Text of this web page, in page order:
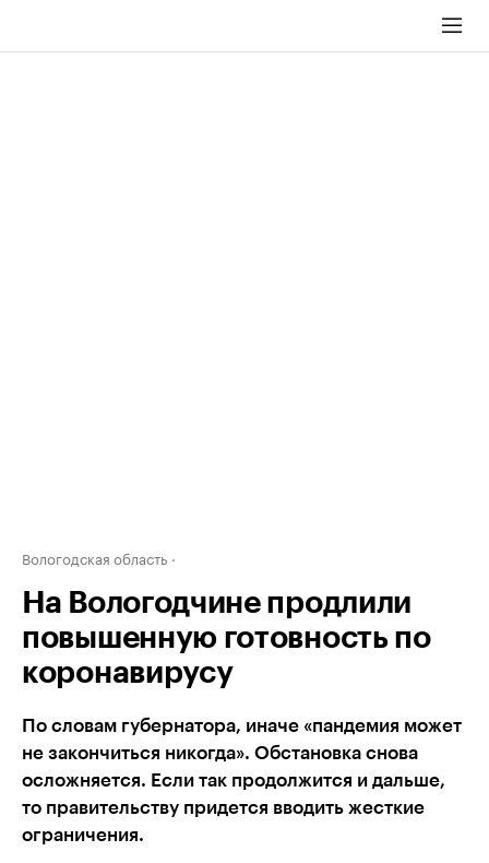
Вологодская область
На Вологодчине продлили
повышенную готовность по
коронавирусу
По словам губернатора, иначе «пандемия может
не закончиться никогда». Обстановка снова
осложняется. Если так продолжится и дальше,
то правительству придется вводить жесткие
ограничения.